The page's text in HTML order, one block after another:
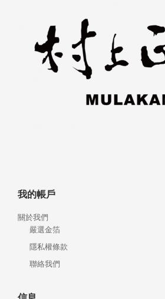
我的帳戶
關於我們
嚴選金箔
隱私權條款
聯絡我們